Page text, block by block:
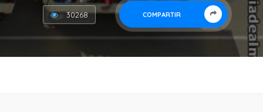
COMPARTIR
30268